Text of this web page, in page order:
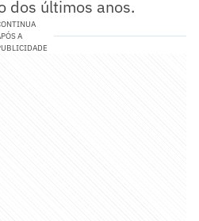
dos últimos anos.
A